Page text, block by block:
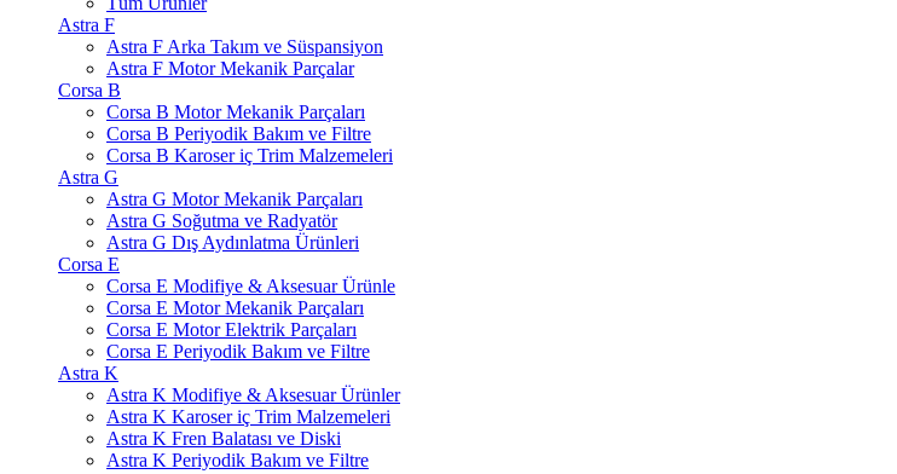
Astra F
Astra F Arka Takım ve Süspansiyon
Astra F Motor Mekanik Parçalar
Corsa B
Corsa B Motor Mekanik Parçaları
Corsa B Periyodik Bakım ve Filtre
Corsa B Karoser iç Trim Malzemeleri
Astra G
Astra G Motor Mekanik Parçaları
Astra G Soğutma ve Radyatör
Astra G Dış Aydınlatma Ürünleri
Corsa E
Corsa E Modifiye & Aksesuar Ürünle
Corsa E Motor Mekanik Parçaları
Corsa E Motor Elektrik Parçaları
Corsa E Periyodik Bakım ve Filtre
Astra K
Astra K Modifiye & Aksesuar Ürünler
Astra K Karoser iç Trim Malzemeleri
Astra K Fren Balatası ve Diski
Astra K Periyodik Bakım ve Filtre